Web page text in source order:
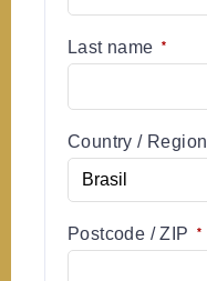
Last name *
Country / Region
Postcode / ZIP *